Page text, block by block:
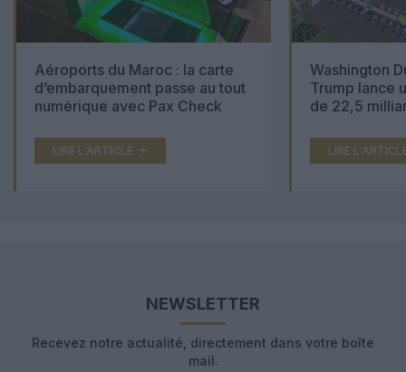
Aéroports du Maroc : la carte
d’embarquement passe au tout
numérique avec Pax Check
LIRE L'ARTICLE
Washington
Trump lance
de 22,5
LIRE
NEWSLETTER
Recevez notre actualité, directement dans votre boîte
mail.